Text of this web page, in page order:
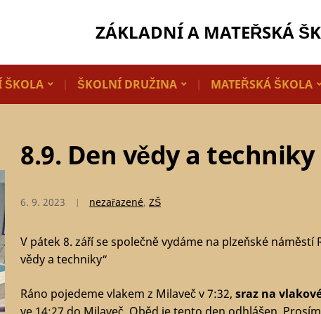
ZÁKLADNÍ A MATEŘSKÁ
ŠKOLA ŠKOLNÍ DRUŽINA MATEŘSKÁ ŠKOLA
8.9. Den vědy a techniky
6. 9. 2023 nezařazené, ZŠ
V pátek 8. září se společně vydáme na plzeňské náměstí
vědy a techniky“
Ráno pojedeme vlakem z Milaveč v 7:32, sraz na